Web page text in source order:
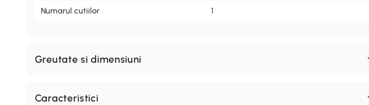
Numarul cutiilor 1
Greutate si dimensiuni
Caracteristici